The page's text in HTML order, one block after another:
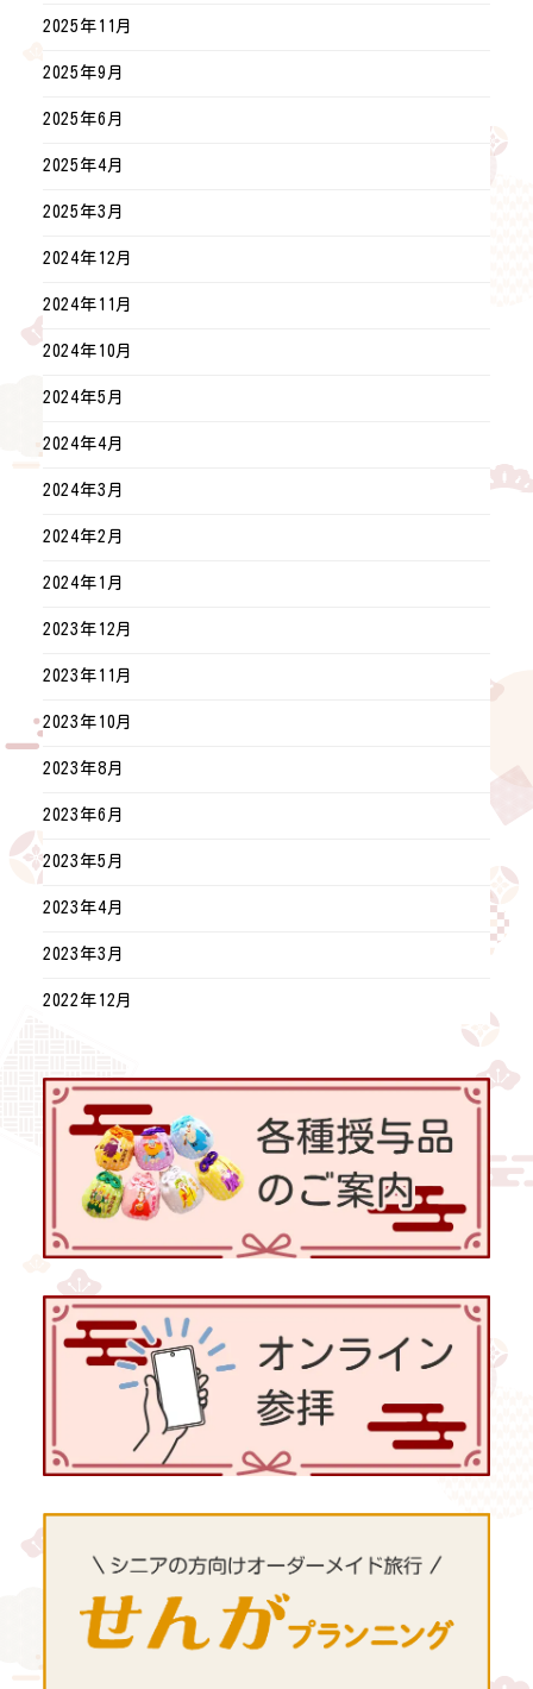
2025年11月
2025年9月
2025年6月
2025年4月
2025年3月
2024年12月
2024年11月
2024年10月
2024年5月
2024年4月
2024年3月
2024年2月
2024年1月
2023年12月
2023年11月
2023年10月
2023年8月
2023年6月
2023年5月
2023年4月
2023年3月
2022年12月